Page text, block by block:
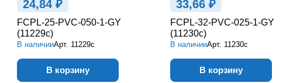
24,84 ₽
FCPL-25-PVC-050-1-GY
(11229c)
В наличииАрт. 11229c
В корзину
33,66 ₽
FCPL-32-PVC-025-1-GY
(11230c)
В наличииАрт. 11230c
В корзину